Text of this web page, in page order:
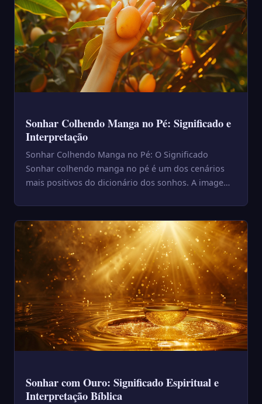
Sonhar Colhendo Manga no Pé: Significado e
Interpretação
Sonhar Colhendo Manga no Pé: O Significado
Sonhar colhendo manga no pé é um dos cenários
mais positivos do dicionário dos sonhos. A imagem
Sonhar com Ouro: Significado Espiritual e
Interpretação Bíblica